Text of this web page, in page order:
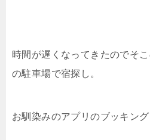
時間が遅くなってきたのでそ
の駐車場で宿探し。
お馴染みのアプリのブッキング